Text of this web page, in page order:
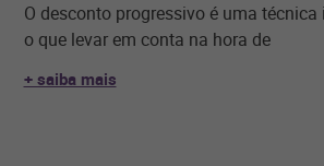
O desconto progressivo é uma
o que levar em conta na hora de
+ saiba mais